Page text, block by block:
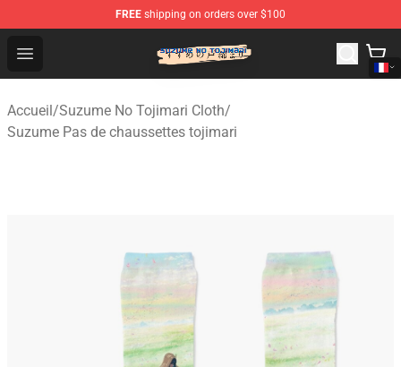
FREE shipping on orders over $100
Open menu
Suzumeno Tojimari Store - Official Suzumeno Tojimari
Accueil/Suzume No Tojimari Cloth/
Suzume Pas de chaussettes tojimari